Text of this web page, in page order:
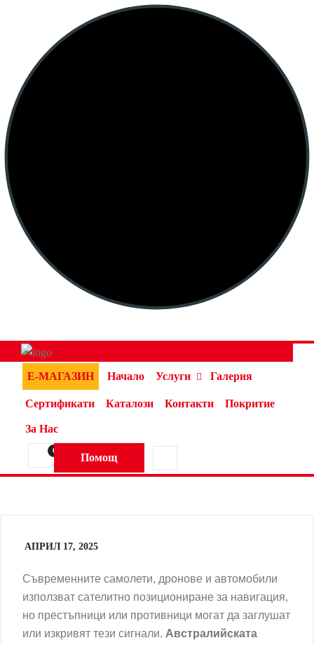
Е-МАГАЗИН Начало Услуги Галерия
Сертификати Каталози Контакти Покритие
За Нас
0
Помощ
АПРИЛ 17, 2025
Съвременните самолети, дронове и автомобили
използват сателитно позициониране за навигация,
но престъпници или противници могат да заглушат
или изкривят тези сигнали. Австралийската